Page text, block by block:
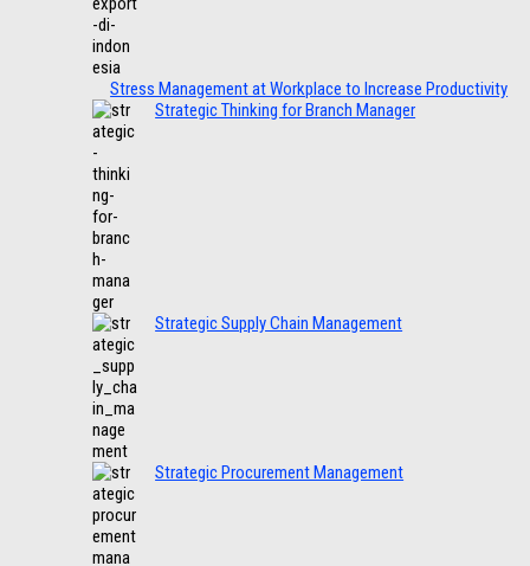
Stress Management at Workplace to Increase Productivity
Strategic Thinking for Branch Manager
Strategic Supply Chain Management
Strategic Procurement Management